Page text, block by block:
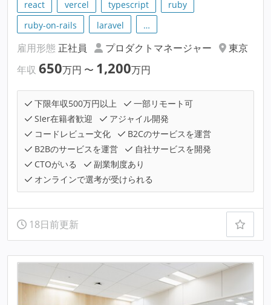
react vercel typescript
ruby
ruby-on-rails
laravel …
雇用形態 正社員 プロダクトマネージャー
東京
年収 650万円 〜 1,200万円
下限年収500万円以上
一部リモート可
SIer在籍者歓迎
アジャイル開発
コードレビュー文化
B2Cのサービスを運営
B2Bのサービスを運営
自社サービスを開発
CTOがいる
副業制度あり
オンラインで選考が受けられる
18日前更新